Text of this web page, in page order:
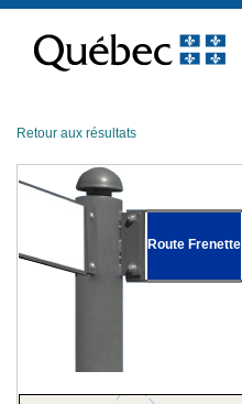
contenu
Retour aux résultats
Route Frenette